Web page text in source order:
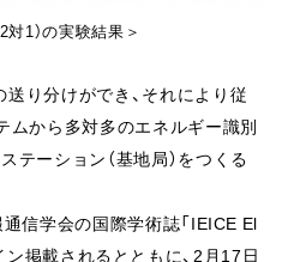
1）の実験結果＞
り分けができ、それにより従
ムから多対多のエネルギー識別
テーション（基地局）をつくる
信学会の国際学術誌「IEICE El
掲載されるとともに、2月17日